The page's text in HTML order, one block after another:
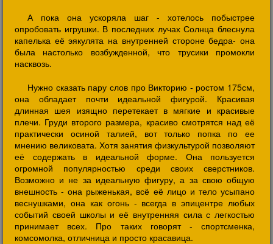
А пока она ускоряла шаг - хотелось побыстрее
опробовать игрушки. В последних лучах Солнца блеснула
капелька её эякулята на внутренней стороне бедра- она
была настолько возбужденной, что трусики промокли
насквозь.
Нужно сказать пару слов про Викторию - ростом 175см,
она обладает почти идеальной фигурой. Красивая
длинная шея изящно перетекает в мягкие и красивые
плечи. Груди второго размера, красиво смотрятся над её
практически осиной талией, вот только попка по ее
мнению великовата. Хотя занятия физкультурой позволяют
её содержать в идеальной форме. Она пользуется
огромной популярностью среди своих сверстников.
Возможно и не за идеальную фигуру, а за свою общую
внешность - она рыженькая, всё её лицо и тело усыпано
веснушками, она как огонь - всегда в эпицентре любых
событий своей школы и её внутренняя сила с легкостью
принимает всех. Про таких говорят - спортсменка,
комсомолка, отличница и просто красавица.